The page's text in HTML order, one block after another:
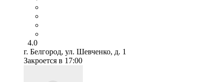
4.0
г. Белгород, ул. Шевченко, д. 1
Закроется в 17:00